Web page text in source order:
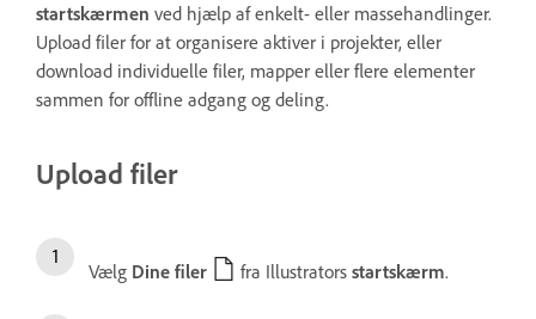
startskærmen ved hjælp af enkelt- eller massehandlinger.
Upload filer for at organisere aktiver i projekter, eller
download individuelle filer, mapper eller flere elementer
sammen for offline adgang og deling.
Upload filer
Vælg Dine filer fra Illustrators startskærm.